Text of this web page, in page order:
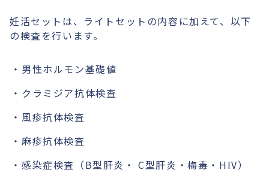
妊活セットは、ライトセットの内容に加えて、以下
の検査を行います。
男性ホルモン基礎値
クラミジア抗体検査
風疹抗体検査
麻疹抗体検査
感染症検査（B型肝炎・ C型肝炎・梅毒・HIV）